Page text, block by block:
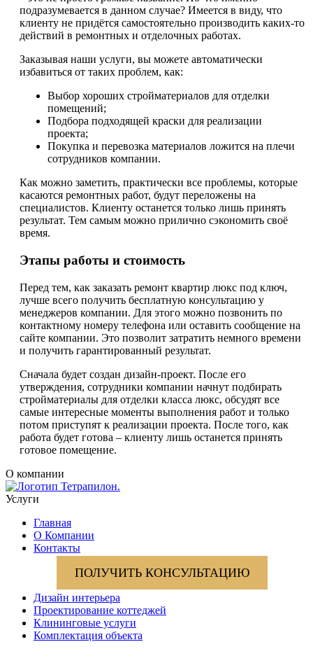
подразумевается в данном случае? Имеется в виду, что
клиенту не придётся самостоятельно производить каких-то
действий в ремонтных и отделочных работах.
Заказывая наши услуги, вы можете автоматически
избавиться от таких проблем, как:
Выбор хороших стройматериалов для отделки
помещений;
Подбора подходящей краски для реализации
проекта;
Покупка и перевозка материалов ложится на плечи
сотрудников компании.
Как можно заметить, практически все проблемы, которые
касаются ремонтных работ, будут переложены на
специалистов. Клиенту останется только лишь принять
результат. Тем самым можно прилично сэкономить своё
время.
Этапы работы и стоимость
Перед тем, как заказать ремонт квартир люкс под ключ,
лучше всего получить бесплатную консультацию у
менеджеров компании. Для этого можно позвонить по
контактному номеру телефона или оставить сообщение на
сайте компании. Это позволит затратить немного времени
и получить гарантированный результат.
Сначала будет создан дизайн-проект. После его
утверждения, сотрудники компании начнут подбирать
стройматериалы для отделки класса люкс, обсудят все
самые интересные моменты выполнения работ и только
потом приступят к реализации проекта. После того, как
работа будет готова – клиенту лишь останется принять
готовое помещение.
О компании
Услуги
Главная
О Компании
Контакты
ПОЛУЧИТЬ КОНСУЛЬТАЦИЮ
Дизайн интерьера
Проектирование коттеджей
Клининговые услуги
Комплектация объекта